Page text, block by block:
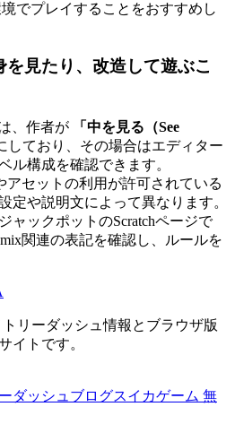
でプレイすることをおすすめし
見たり、改造して遊ぶこ
、作者が
「中を見る（See
しており、その場合はエディター
ル構成を確認できます。
アセットの利用が許可されている
定や説明文によって異なります。
ックポットのScratchページで
関連の表記を確認し、ルールを
トリーダッシュ情報とブラウザ版
イトです。
ダッシュブログスイカゲーム 無